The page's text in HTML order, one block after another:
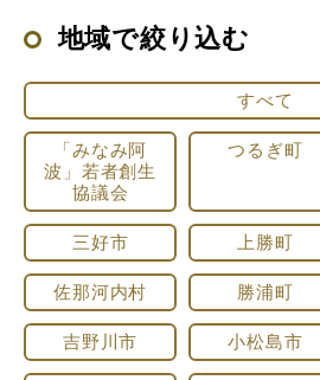
地域で絞り込む
すべて
「みなみ阿
波」若者創生
協議会
つるぎ町
三好市 上勝町
佐那河内村 勝浦町
吉野川市 小松島市